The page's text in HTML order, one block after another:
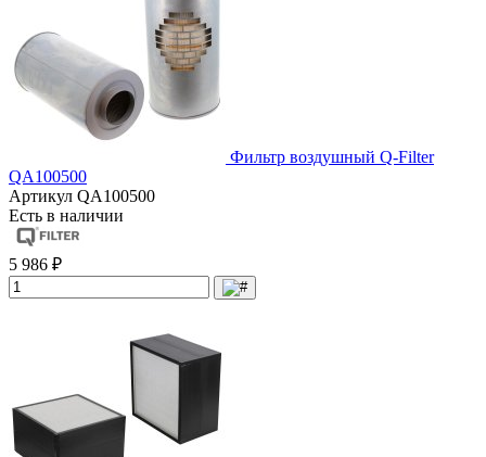
Фильтр воздушный Q-Filter
QA100500
Артикул QA100500
Есть в наличии
5 986 ₽